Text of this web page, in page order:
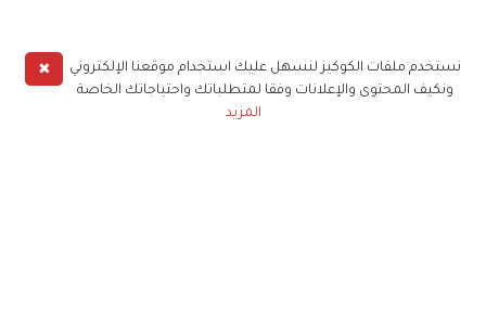
✖
نستخدم ملفات الكوكيز لنسهل عليك استخدام موقعنا الإلكتروني
ونكيف المحتوى والإعلانات وفقا لمتطلباتك واحتياجاتك الخاصة
المزيد